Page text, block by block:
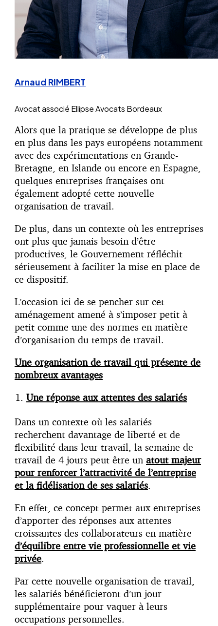
Arnaud RIMBERT
Avocat associé Ellipse Avocats Bordeaux
Alors que la pratique se développe de plus
en plus dans les pays européens notamment
avec des expérimentations en Grande-
Bretagne, en Islande ou encore en Espagne,
quelques entreprises françaises ont
également adopté cette nouvelle
organisation de travail.
De plus, dans un contexte où les entreprises
ont plus que jamais besoin d’être
productives, le Gouvernement réfléchit
sérieusement à faciliter la mise en place de
ce dispositif.
L’occasion ici de se pencher sur cet
aménagement amené à s’imposer petit à
petit comme une des normes en matière
d’organisation du temps de travail.
Une organisation de travail qui présente de
nombreux avantages
Une réponse aux attentes des salariés
Dans un contexte où les salariés
recherchent davantage de liberté et de
flexibilité dans leur travail, la semaine de
travail de 4 jours peut être un atout majeur
pour renforcer l’attractivité de l’entreprise
et la fidélisation de ses salariés.
En effet, ce concept permet aux entreprises
d’apporter des réponses aux attentes
croissantes des collaborateurs en matière
d’équilibre entre vie professionnelle et vie
privée.
Par cette nouvelle organisation de travail,
les salariés bénéficieront d’un jour
supplémentaire pour vaquer à leurs
occupations personnelles.